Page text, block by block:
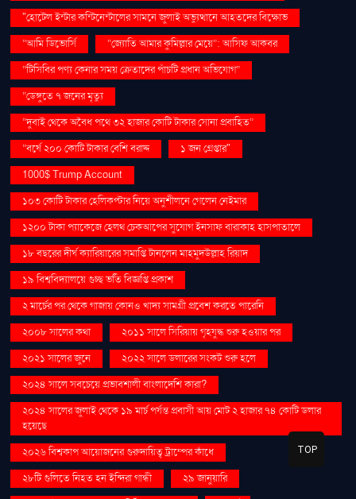
"হোটেল ইন্টার কন্টিনেন্টালের সামনে জুলাই অভ্যুত্থানে আহতদের বিক্ষোভ
“আমি ডিভোর্সি
“জ্যোতি আমার কুমিল্লার মেয়ে”: আসিফ আকবর
“টিসিবির পণ্য কেনার সময় ক্রেতাদের পাঁচটি প্রধান অভিযোগ”
“ডেঙ্গুতে ৭ জনের মৃত্যু
“দুবাই থেকে অবৈধ পথে ৩২ হাজার কোটি টাকার সোনা প্রবাহিত”
“বর্ষে ২০০ কোটি টাকার বেশি বরাদ্দ
১ জন গ্রেপ্তার"
1000$ Trump Account
১০৩ কোটি টাকার হেলিকপ্টার নিয়ে অনুশীলনে গেলেন নেইমার
১২০০ টাকা প্যাকেজে হেলথ চেকআপের সুযোগ ইনসাফ বারাকাহ হাসপাতালে
১৮ বছরের দীর্ঘ ক্যারিয়ারের সমাপ্তি টানলেন মাহমুদউল্লাহ রিয়াদ
১৯ বিশ্ববিদ্যালয়ে গুচ্ছ ভর্তি বিজ্ঞপ্তি প্রকাশ
২ মার্চের পর থেকে গাজায় কোনও খাদ্য সামগ্রী প্রবেশ করতে পারেনি
২০০৮ সালের কথা
২০১১ সালে সিরিয়ায় গৃহযুদ্ধ শুরু হওয়ার পর
২০২১ সালের জুনে
২০২২ সালে ডলারের সংকট শুরু হলে
২০২৪ সালে সবচেয়ে প্রভাবশালী বাংলাদেশি কারা?
২০২৪ সালের জুলাই থেকে ১৯ মার্চ পর্যন্ত প্রবাসী আয় মোট ২ হাজার ৭৪ কোটি ডলার
হয়েছে
২০২৬ বিশ্বকাপ আয়োজনের গুরুদায়িত্ব ট্রাম্পের কাঁধে
২৮টি গুলিতে নিহত হন ইন্দিরা গান্ধী
২৯ জানুয়ারি
TOP